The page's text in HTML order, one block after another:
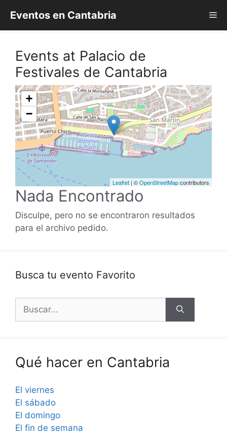
contenido
Eventos en Cantabria
Events at Palacio de
Festivales de Cantabria
+
−
Leaflet | ©OpenStreetMapcontributors
Nada Encontrado
Disculpe, pero no se encontraron resultados
para el archivo pedido.
Busca tu evento Favorito
Buscar:
Qué hacer en Cantabria
El viernes
El sábado
El domingo
El fin de semana